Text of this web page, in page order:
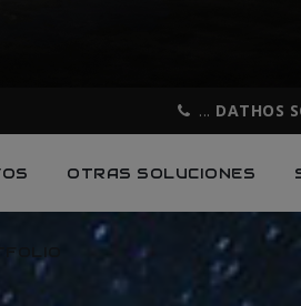
... DATHOS
OTRAS SOLUCIONES